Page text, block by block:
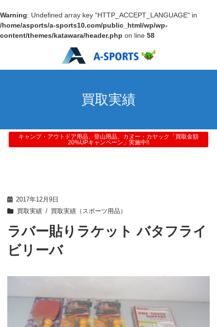
Warning: Undefined array key "HTTP_ACCEPT_LANGUAGE" in
/home/asports/a-sports10.com/public_html/wp/wp-
content/themes/katawara/header.php on line 58
買取実績
キャンプ・アウトドア用品、登山用品、カヌー・カヤック「買取金額
20%UPキャンペーン」実施中!!
2017年12月9日
買取実績
買取実績（スポーツ用品）
ラバー貼りラケット バタフライ
ビリーバ